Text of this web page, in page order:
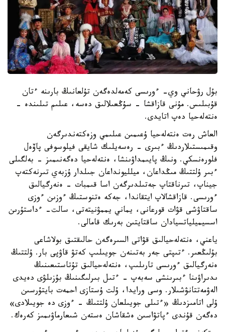
بۇل رۋحاني وي- ءورىسى كەمەلدەگەن تۇلعانىڭ بارىنە ءتان
قۇبىلىس. مۇنى قازاقشا - سۇڭعىلالىق دەسە، عىلىم تىلىندە -
ەنتەلەحيا دەپ اتايدى.
العاش رەت ەنتەلەحيا ۇعىمىن عىلىمي وزەكتەندىرگەن
وقىمىستىلاردىڭ ءبىرى - رەسەيلىك شايقى فيلوسوفى پاۆەل
فلورەنسكي. ونىڭ پايىمداۋىنشا، ەنتەلەحيا دەگەنىمىز - بەلگىلى
ءبىر ۇلتتىڭ مىڭداعان، ميلليونداعان جىلدار ۇزبەي تىرنەكتەپ
جيناپ، تىرناقتاپ جەتىلدىرگەن اسا قىمبات - ەنەرگيالىق
ءورىسى. قازاقشالاپ ايتقاندا، جەكە ەتنوستىڭ ءوزىن ءوزى
ساقتاۋشى قۋات قورعانى، يماني يممۋنيتەتى، سالت- ءداستۇرىن
اسسيميلياتسيادان ساقتايتىن بەرىك قامالى.
ياعني، ەنتەلەحيالىق قۋاتى السىرەگەن حالىقتىق بولاشاعى
بۇلىڭعىر. ءتىپتى جەر بەتىنەن جويىلىپ كەتۋ قاۋپى بار. ۇلتتىڭ
ەنەرگيالىق ءورىسى تارىلىپ، ەنتەلەحيالىق تۇتاستىعىنىڭ
ىدىراۋىنا ءبىرىنشى سەبەپ - ءتىل بىرلىگىنىڭ بۇزىلۋى دەيدى
الەۋمەتتانۋشىلار. وسى ورايدا، ۇلت ۇستازى احمەت بايتۇرسىن
ۇلى اتامىزدىڭ «ءتىلى جويىلعان ۇلتتىڭ - ءوزى دە جويىلادى»
دەگەن قۇندى ءپاتۋاسىن ەشقاشان ەستەن شىعارماۋىمىز كەرەك.